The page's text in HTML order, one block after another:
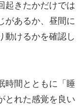
起きたかだけでは
があるか、昼間に
動けるかを確認し
時間とともに「睡
とれた感覚を良い